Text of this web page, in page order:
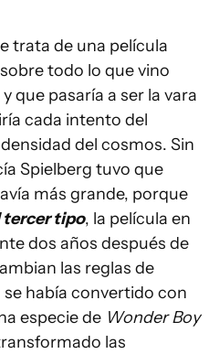
trata de una película
todo lo que vino
que pasaría a ser la vara
cada intento del
del cosmos. Sin
Spielberg tuvo que
más grande, porque
tercer tipo, la película en
dos años después de
las reglas de
se había convertido con
especie de Wonder Boy
las